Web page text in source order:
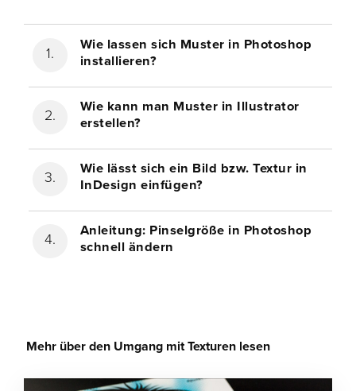
Wie lassen sich Muster in Photoshop
installieren?
Wie kann man Muster in Illustrator
erstellen?
Wie lässt sich ein Bild bzw. Textur in
InDesign einfügen?
Anleitung: Pinselgröße in Photoshop
schnell ändern
Mehr über den Umgang mit Texturen lesen